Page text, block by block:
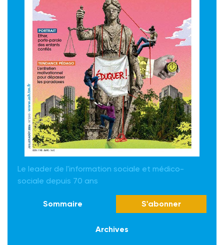
Le leader de l'information sociale et médico-
sociale depuis 70 ans
Sommaire S'abonner
Archives